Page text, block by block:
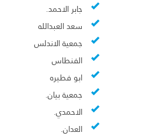
جابر الاحمد.
سعد العبدالله
جمعية الاندلس
الفنطاس
ابو فطيره
جمعية بيان.
الاحمدي.
العدان.